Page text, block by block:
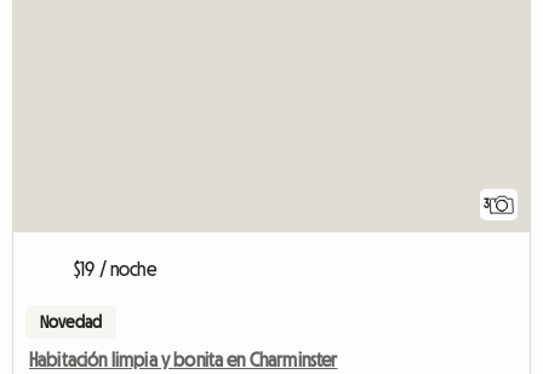
3
$19 / noche
Novedad
Habitación limpia y bonita en Charminster